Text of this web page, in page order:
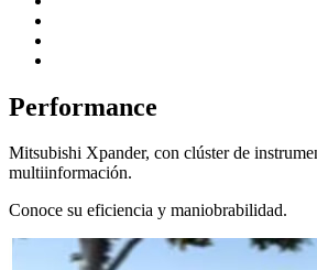
Performance
Mitsubishi Xpander, con clúster de
multiinformación.
Conoce su eficiencia y maniobrabilidad.